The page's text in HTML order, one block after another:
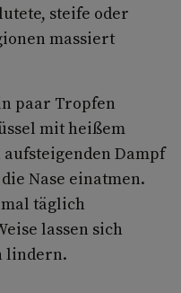
steife oder
massiert
paar Tropfen
mit heißem
Dampf
Nase einatmen.
täglich
lassen sich
lindern.